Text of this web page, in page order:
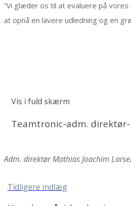
“Vi glæder os til at evaluere på vores
at opnå en lavere udledning og en
Vis i fuld skærm
Teamtronic-adm.
Adm. direktør Mathias Joachim
Tidligere indlæg